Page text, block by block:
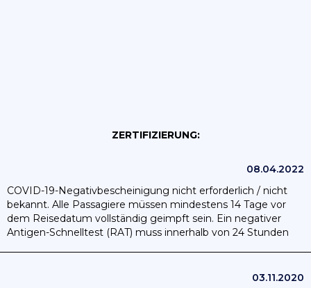
ZERTIFIZIERUNG:
08.04.2022
COVID-19-Negativbescheinigung nicht erforderlich / nicht
bekannt. Alle Passagiere müssen mindestens 14 Tage vor
dem Reisedatum vollständig geimpft sein. Ein negativer
Antigen-Schnelltest (RAT) muss innerhalb von 24 Stunden
03.11.2020